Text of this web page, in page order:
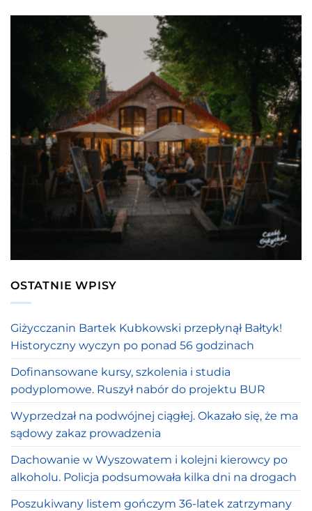
OSTATNIE WPISY
Giżycczanin Bartek Kubkowski przepłynął Bałtyk!
Historyczny wyczyn po ponad 56 godzinach
Dofinansowane kursy, szkolenia i studia
podyplomowe. Ruszył nabór do projektu BUR
Wyprzedzał na podwójnej ciągłej. Okazało się, że ma
sądowy zakaz prowadzenia
Dachowanie w Wyszowatem i kolejni kierowcy po
alkoholu. Policja podsumowała kilka dni na drogach
Poszukiwany listem gończym 36-latek zatrzymany